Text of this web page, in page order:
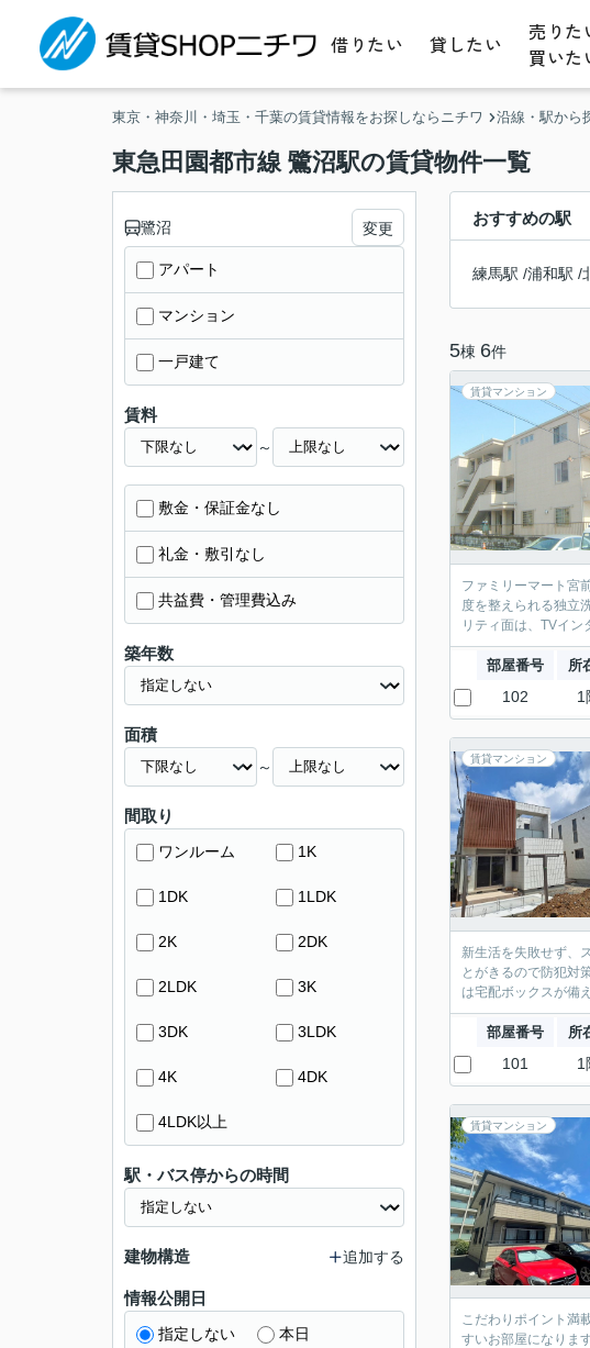
借りたい 貸したい
売りた
買いた
東京・神奈川・埼玉・千葉の賃貸情報をお探しならニチワ 沿線・駅から
東急田園都市線 鷺沼駅の賃貸物件一覧
おすすめの駅
練馬駅 /浦和駅 /
5棟 6件
賃貸マンション
ファミリーマート宮
度を整えられる独立
リティ面は、TVイ
部屋番号 所
102 1
賃貸マンション
新生活を失敗せず、
とがきるので防犯対
は宅配ボックスが備
部屋番号 所
101 1
賃貸マンション
こだわりポイント満
すいお部屋になりま
鷺沼 変更
アパート
マンション
一戸建て
賃料
～
敷金・保証金なし
礼金・敷引なし
共益費・管理費込み
築年数
面積
～
間取り
ワンルーム 1K
1DK 1LDK
2K 2DK
2LDK 3K
3DK 3LDK
4K 4DK
4LDK以上
駅・バス停からの時間
建物構造 追加する
情報公開日
指定しない 本日